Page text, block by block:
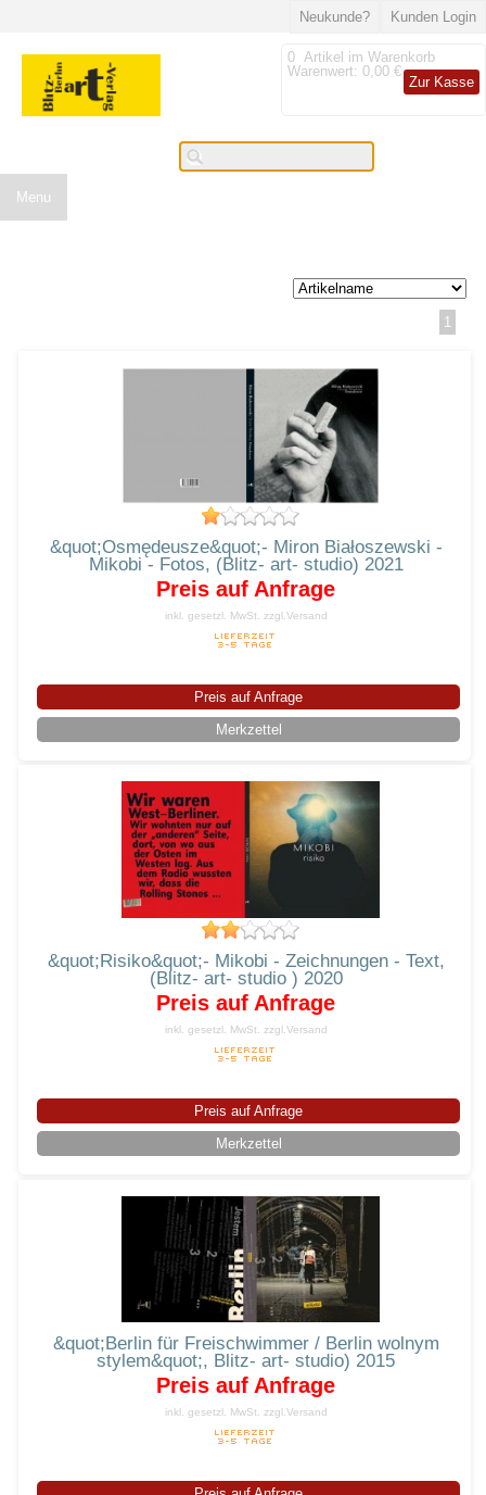
Kunden Login
Neukunde?
0 Artikel im Warenkorb
Warenwert: 0,00 €
Zur Kasse
Menu
1
&quot;Osmędeusze&quot;- Miron Białoszewski -
Mikobi - Fotos, (Blitz- art- studio) 2021
Preis auf Anfrage
inkl. gesetzl. MwSt. zzgl.Versand
Preis auf Anfrage
Merkzettel
&quot;Risiko&quot;- Mikobi - Zeichnungen - Text,
(Blitz- art- studio ) 2020
Preis auf Anfrage
inkl. gesetzl. MwSt. zzgl.Versand
Preis auf Anfrage
Merkzettel
&quot;Berlin für Freischwimmer / Berlin wolnym
stylem&quot;, Blitz- art- studio) 2015
Preis auf Anfrage
inkl. gesetzl. MwSt. zzgl.Versand